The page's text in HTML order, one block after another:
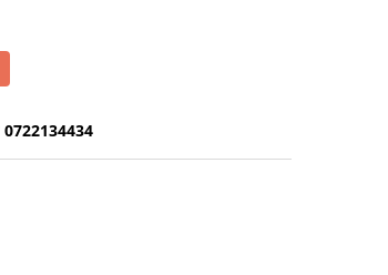
0722134434